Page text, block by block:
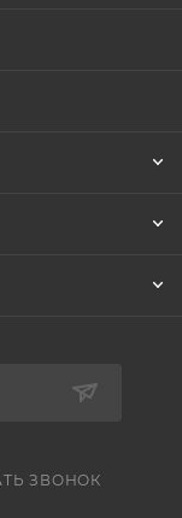
ЗВОНОК